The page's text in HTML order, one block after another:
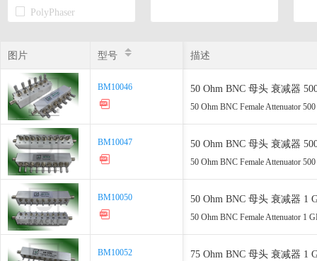
PolyPhaser
图片 型号 描述
BM10046 50 Ohm BNC 母头 衰减器
50 Ohm BNC Female Attenuator
BM10047 50 Ohm BNC 母头 衰减器
50 Ohm BNC Female Attenuator
BM10050 50 Ohm BNC 母头 衰减器 1
50 Ohm BNC Female Attenuator 1
BM10052 75 Ohm BNC 母头 衰减器 1
图片 型号
BM10046
BM10047
BM10050
BM10052